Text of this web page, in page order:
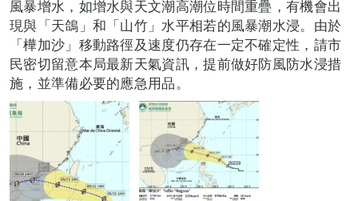
風暴增水，如增水與天文潮高潮位時間重疊，有機會出
現與「天鴿」和「山竹」水平相若的風暴潮水浸。由於
「樺加沙」移動路徑及速度仍存在一定不確定性，請市
民密切留意本局最新天氣資訊，提前做好防風防水浸措
施，並準備必要的應急用品。